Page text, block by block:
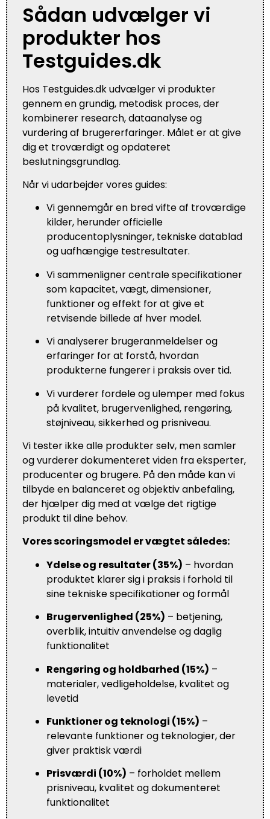
Sådan udvælger vi
produkter hos
Testguides.dk
Hos Testguides.dk udvælger vi produkter
gennem en grundig, metodisk proces, der
kombinerer research, dataanalyse og
vurdering af brugererfaringer. Målet er at give
dig et troværdigt og opdateret
beslutningsgrundlag.
Når vi udarbejder vores guides:
Vi gennemgår en bred vifte af troværdige
kilder, herunder officielle
producentoplysninger, tekniske datablad
og uafhængige testresultater.
Vi sammenligner centrale specifikationer
som kapacitet, vægt, dimensioner,
funktioner og effekt for at give et
retvisende billede af hver model.
Vi analyserer brugeranmeldelser og
erfaringer for at forstå, hvordan
produkterne fungerer i praksis over tid.
Vi vurderer fordele og ulemper med fokus
på kvalitet, brugervenlighed, rengøring,
støjniveau, sikkerhed og prisniveau.
Vi tester ikke alle produkter selv, men samler
og vurderer dokumenteret viden fra eksperter,
producenter og brugere. På den måde kan vi
tilbyde en balanceret og objektiv anbefaling,
der hjælper dig med at vælge det rigtige
produkt til dine behov.
Vores scoringsmodel er vægtet således:
Ydelse og resultater (35%) – hvordan
produktet klarer sig i praksis i forhold til
sine tekniske specifikationer og formål
Brugervenlighed (25%) – betjening,
overblik, intuitiv anvendelse og daglig
funktionalitet
Rengøring og holdbarhed (15%) –
materialer, vedligeholdelse, kvalitet og
levetid
Funktioner og teknologi (15%) –
relevante funktioner og teknologier, der
giver praktisk værdi
Prisværdi (10%) – forholdet mellem
prisniveau, kvalitet og dokumenteret
funktionalitet